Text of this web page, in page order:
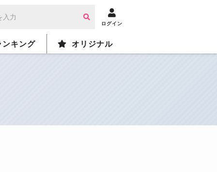
ログイン
ンキング オリジナル